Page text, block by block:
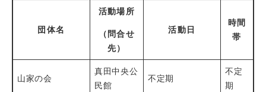
団体名
活動場所
（問合せ
先）
活動日
時間
帯
山家の会
真田中央公
民館
不定期
不定
期